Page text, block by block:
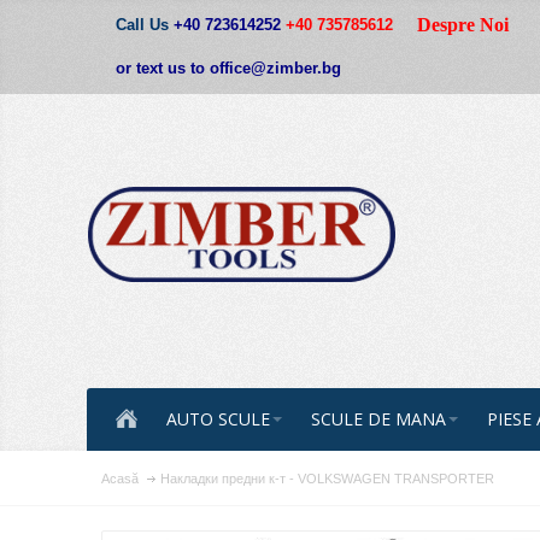
Call Us +40 723614252 +40 735785612
or text us to office@zimber.bg
Despre Noi
AUTO SCULE SCULE DE MANA
Acasă Накладки предни к-т - VOLKSWAGEN TRANSPORTER